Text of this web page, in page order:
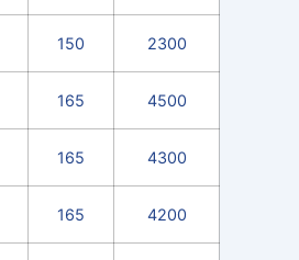
150 2300
165 4500
165 4300
165 4200